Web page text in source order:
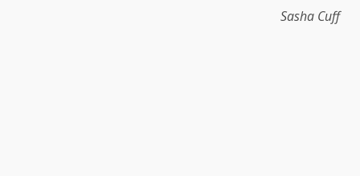
Sasha Cuff